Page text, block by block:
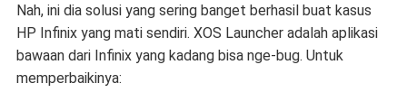
Nah, ini dia solusi yang sering banget berhasil buat kasus
HP Infinix yang mati sendiri. XOS Launcher adalah aplikasi
bawaan dari Infinix yang kadang bisa nge-bug. Untuk
memperbaikinya: